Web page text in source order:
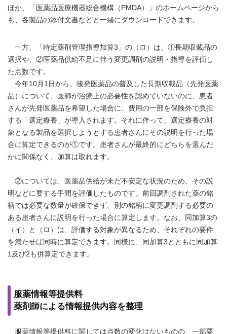
ほか、「 医薬品医療機器総合機構（PMDA）
」のホームページから
も、各製品の添付文書などと一緒にダウンロードできます。
一方、「特定薬剤管理指導加算3」の（ロ）は、①長期収載品の
選択や、②医薬品供給不足に伴う変更調剤の説明・指導を評価し
た点数です。
今年10月1日から、後発医薬品の普及した長期収載品（先発医薬
品）について、医師が治療上の必要性を認めていないのに、患者
さんが先発医薬品を希望した場合に、費用の一部を保険外で負担
する「選定療養」が導入されます。それに伴って、選定療養の対
象となる製品を選択しようとする患者さんにその説明を行った場
合に算定できるのが①です。患者さんが最終的にどちらを選んだ
かに関係なく、加算は取れます。
②については、医薬品供給が未だ不安定な状況のため、その説
明などに要する手間を評価したものです。前回調剤された薬の銘
柄では必要な数量が確保できず、別の銘柄に変更調剤する必要の
ある患者さんに説明を行った場合に算定します。なお、同加算3の
（イ）と（ロ）は、評価する対象が異なるため、それぞれの要件
を満たせば同時に算定できます。同様に、同加算3とともに同加算
1及び2も併算定できます。
服薬情報等提供料
薬剤師による情報提供内容を整理
服薬情報等提供料に関しては点数の変化はないものの、一部要